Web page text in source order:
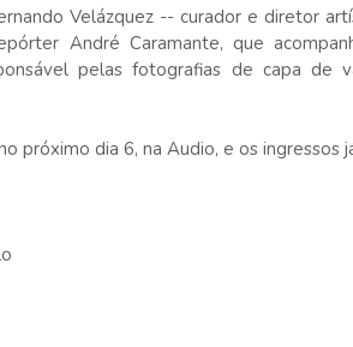
Velázquez -- curador e diretor
André Caramante, que
pelas fotografias de capa de
próximo dia 6, na Audio, e os ingressos